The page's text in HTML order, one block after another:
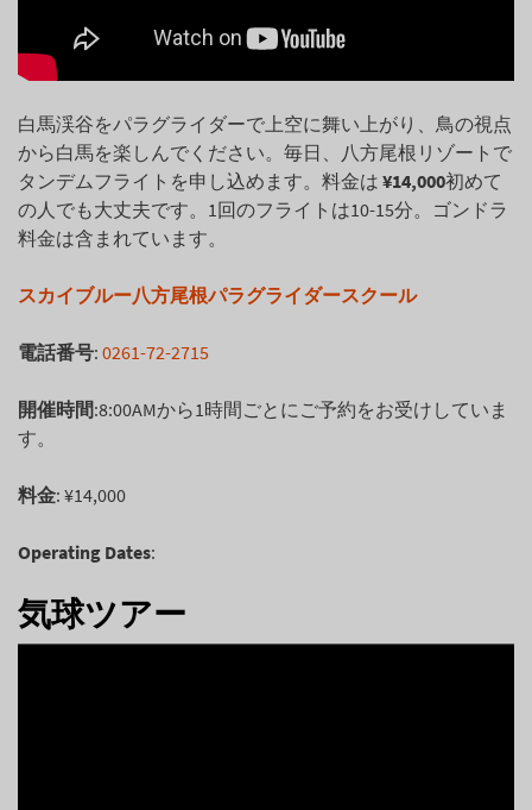
白馬渓谷をパラグライダーで上空に舞い上がり、鳥の視点
から白馬を楽しんでください。毎日、八方尾根リゾートで
タンデムフライトを申し込めます。料金は ¥14,000初めて
の人でも大丈夫です。1回のフライトは10-15分。ゴンドラ
料金は含まれています。
スカイブルー八方尾根パラグライダースクール
電話番号: 0261-72-2715
開催時間:8:00AMから1時間ごとにご予約をお受けしていま
す。
料金: ¥14,000
Operating Dates:
気球ツアー